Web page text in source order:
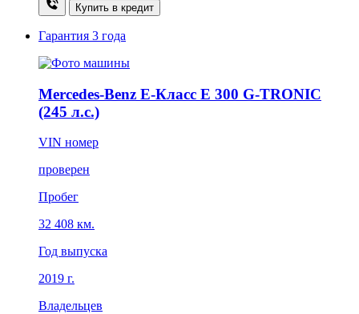
Купить в кредит
Гарантия 3 года
Mercedes-Benz E-Класс E 300 G-TRONIC
(245 л.с.)
VIN номер
проверен
Пробег
32 408 км.
Год выпуска
2019 г.
Владельцев